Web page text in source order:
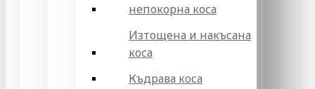
непокорна коса
Изтощена и накъсана
коса
Къдрава коса